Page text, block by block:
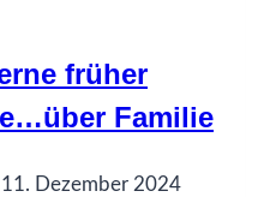
früher
Familie
11. Dezember 2024